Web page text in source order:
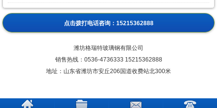
点击拨打电话咨询： 15215362888
潍坊格瑞特玻璃钢有限公司
销售热线： 0536-4736333 15215362888
地址：山东省潍坊市安丘206国道收费站北300米